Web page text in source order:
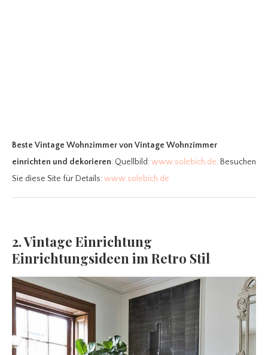
Beste Vintage Wohnzimmervon Vintage Wohnzimmer
einrichten und dekorieren. Quellbild:www.solebich.de. Besuchen
Sie diese Site für Details:www.solebich.de
2. Vintage Einrichtung
Einrichtungsideen im Retro Stil